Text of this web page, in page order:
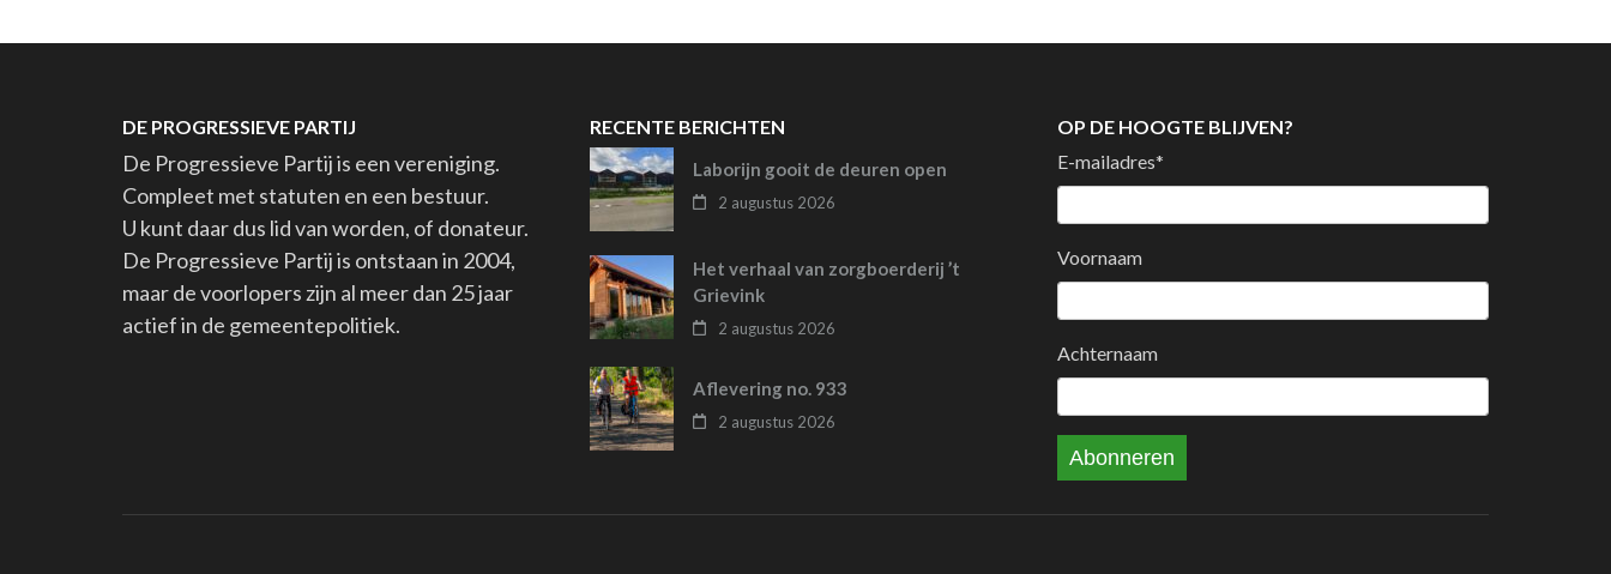
DE PROGRESSIEVE PARTIJ
De Progressieve Partij is een vereniging.
Compleet met statuten en een bestuur.
U kunt daar dus lid van worden, of donateur.
De Progressieve Partij is ontstaan in 2004,
maar de voorlopers zijn al meer dan 25 jaar
actief in de gemeentepolitiek.
RECENTE BERICHTEN
Laborijn gooit de deuren open
2 augustus 2026
Het verhaal van zorgboerderij ’t
Grievink
2 augustus 2026
Aflevering no. 933
2 augustus 2026
OP DE HOOGTE BLIJVEN?
E-mailadres*
Voornaam
Achternaam
Abonneren